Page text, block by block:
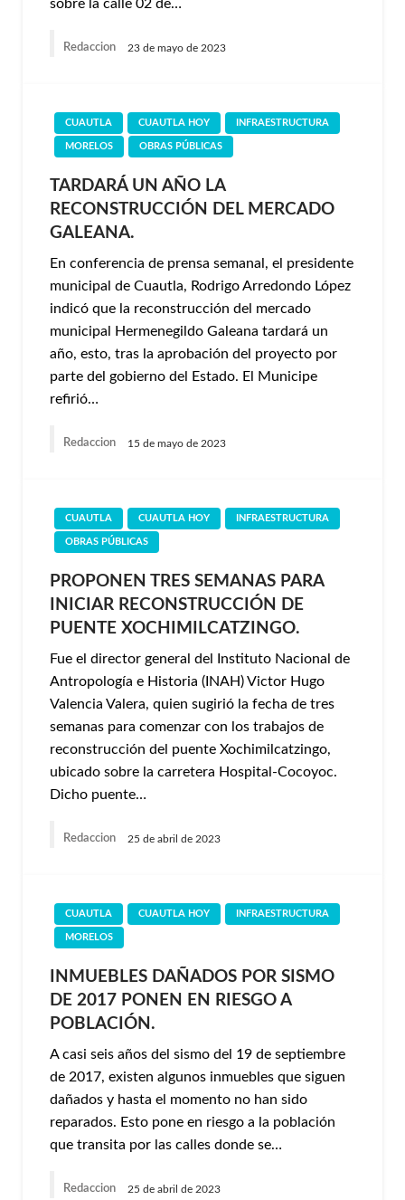
sobre la calle 02 de…
Redaccion 23 de mayo de 2023
CUAUTLA CUAUTLA HOY INFRAESTRUCTURA
MORELOS OBRAS PÚBLICAS
TARDARÁ UN AÑO LA
RECONSTRUCCIÓN DEL MERCADO
GALEANA.
En conferencia de prensa semanal, el presidente
municipal de Cuautla, Rodrigo Arredondo López
indicó que la reconstrucción del mercado
municipal Hermenegildo Galeana tardará un
año, esto, tras la aprobación del proyecto por
parte del gobierno del Estado. El Municipe
refirió…
Redaccion 15 de mayo de 2023
CUAUTLA CUAUTLA HOY INFRAESTRUCTURA
OBRAS PÚBLICAS
PROPONEN TRES SEMANAS PARA
INICIAR RECONSTRUCCIÓN DE
PUENTE XOCHIMILCATZINGO.
Fue el director general del Instituto Nacional de
Antropología e Historia (INAH) Victor Hugo
Valencia Valera, quien sugirió la fecha de tres
semanas para comenzar con los trabajos de
reconstrucción del puente Xochimilcatzingo,
ubicado sobre la carretera Hospital-Cocoyoc.
Dicho puente…
Redaccion 25 de abril de 2023
CUAUTLA CUAUTLA HOY INFRAESTRUCTURA
MORELOS
INMUEBLES DAÑADOS POR SISMO
DE 2017 PONEN EN RIESGO A
POBLACIÓN.
A casi seis años del sismo del 19 de septiembre
de 2017, existen algunos inmuebles que siguen
dañados y hasta el momento no han sido
reparados. Esto pone en riesgo a la población
que transita por las calles donde se…
Redaccion 25 de abril de 2023